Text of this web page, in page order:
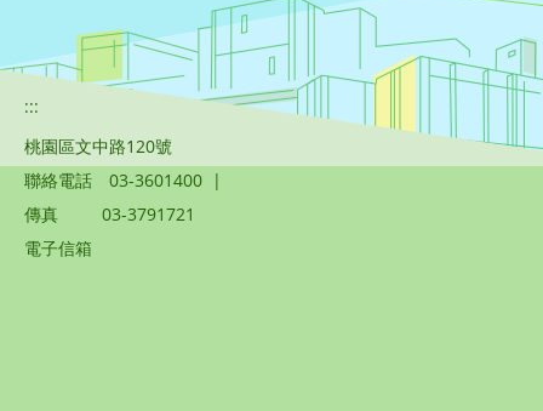
:::
桃園區文中路120號
聯絡電話
03-3601400 |
傳真
03-3791721
電子信箱